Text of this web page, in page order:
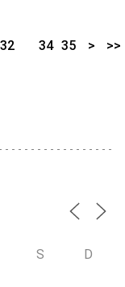
32
34 35 > >>
S D